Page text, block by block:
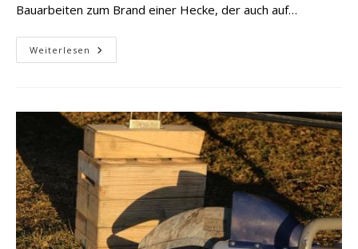
Bauarbeiten zum Brand einer Hecke, der auch auf…
Weiterlesen Brand
3